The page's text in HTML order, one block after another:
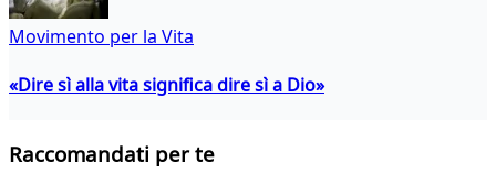
Movimento per la Vita
«Dire sì alla vita significa dire sì a Dio»
Raccomandati per te